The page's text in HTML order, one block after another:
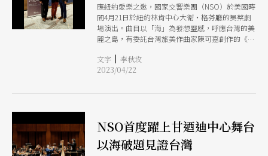
應紐約愛樂之邀，國家交響樂團（NSO）於美國時
間4月21日於紐約林肯中心大衛・格芬廳的吳蔡劇
場演出。曲目以「海」為發想靈感，呼應台灣的美
麗之島，有委託台灣旅美作曲家陳可嘉創作的《潮
《海》來詮釋，贏得滿堂采，讓觀眾在演後久久不
願散場。獨奏的小提琴家黃俊文在演完布魯赫的協
文字 | 李秋玫
2023/04/22
NSO首度躍上甘迺迪中心舞台
以海破題見證台灣